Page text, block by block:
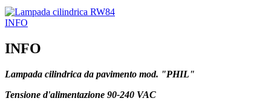
INFO
INFO
Lampada cilindrica da pavimento mod. "PHIL"
Tensione d'alimentazione 90-240 VAC